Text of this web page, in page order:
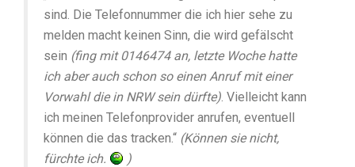
sind. Die Telefonnummer die ich hier sehe zu
melden macht keinen Sinn, die wird gefälscht
sein (fing mit 0146474 an, letzte Woche hatte
ich aber auch schon so einen Anruf mit einer
Vorwahl die in NRW sein dürfte). Vielleicht kann
ich meinen Telefonprovider anrufen, eventuell
können die das tracken.“ (Können sie nicht,
fürchte ich.
)